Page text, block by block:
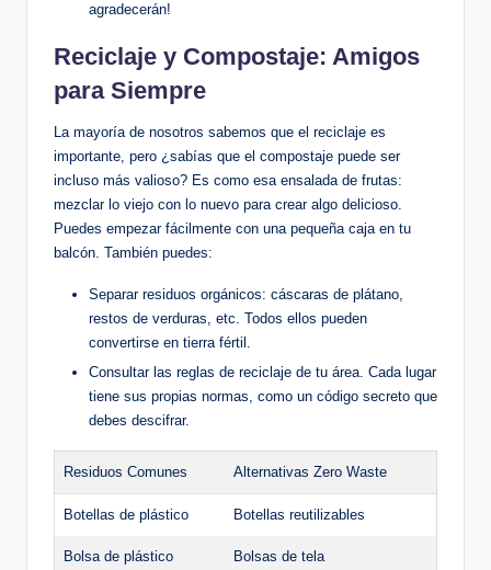
agradecerán!
Reciclaje y Compostaje: Amigos
para Siempre
La mayoría de nosotros sabemos que el reciclaje es
importante, pero ¿sabías que el compostaje puede ser
incluso más valioso? Es como esa ensalada de frutas:
mezclar lo viejo con lo nuevo para crear algo delicioso.
Puedes empezar fácilmente con una pequeña caja en tu
balcón. También puedes:
Separar residuos orgánicos: cáscaras de plátano,
restos de verduras, etc. Todos ellos pueden
convertirse en tierra fértil.
Consultar las reglas de reciclaje de tu área. Cada lugar
tiene sus propias normas, como un código secreto que
debes descifrar.
Residuos Comunes Alternativas Zero Waste
Botellas de plástico Botellas reutilizables
Bolsa de plástico Bolsas de tela